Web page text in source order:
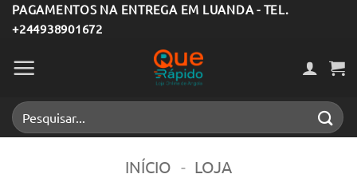
Skip
to
content
PAGAMENTOS NA ENTREGA EM LUANDA - TEL.
+244938901672
Pesquisar
por:
INÍCIO - LOJA